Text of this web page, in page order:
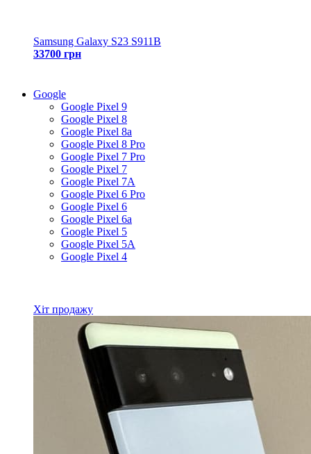
Samsung Galaxy S23 S911B
33700 грн
Google
Google Pixel 9
Google Pixel 8
Google Pixel 8a
Google Pixel 8 Pro
Google Pixel 7 Pro
Google Pixel 7
Google Pixel 7A
Google Pixel 6 Pro
Google Pixel 6
Google Pixel 6a
Google Pixel 5
Google Pixel 5A
Google Pixel 4
Хіт продажу